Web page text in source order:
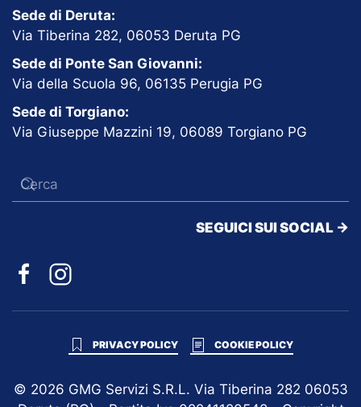
Sede di Deruta:
Via Tiberina 282, 06053 Deruta PG
Sede di Ponte San Giovanni:
Via della Scuola 96, 06135 Perugia PG
Sede di Torgiano:
Via Giuseppe Mazzini 19, 06089 Torgiano PG
SEGUICI SUI SOCIAL ->
PRIVACY POLICY COOKIE POLICY
© 2026 GMG Servizi S.R.L. Via Tiberina 282 06053